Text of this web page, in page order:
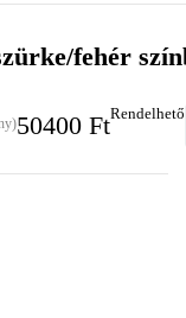
fehér
50400 FtRendelhető